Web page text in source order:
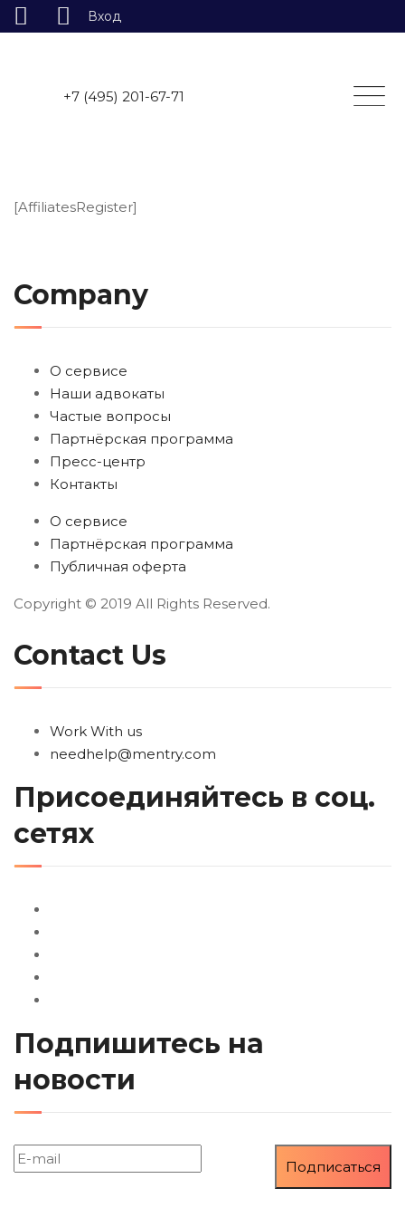
+7 (495) 201-67-71
[AffiliatesRegister]
Company
О сервисе
Наши адвокаты
Частые вопросы
Партнёрская программа
Пресс-центр
Контакты
О сервисе
Партнёрская программа
Публичная оферта
Copyright © 2019 All Rights Reserved.
Contact Us
Work With us
needhelp@mentry.com
Присоединяйтесь в соц.
сетях
Подпишитесь на
новости
Вход